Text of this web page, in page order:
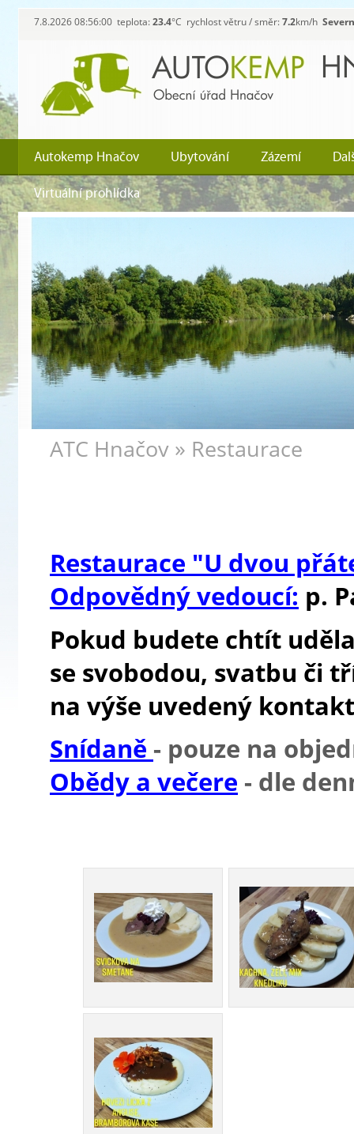
7.8.2026 08:56:00 teplota: 23.4°C rychlost větru / směr: 7.2km/h
Autokemp Hnačov Ubytování Zázemí
Virtuální prohlídka
ATC Hnačov » Restaurace
Restaurace "U dvou
Odpovědný vedoucí: p.
Pokud budete chtít
se svobodou, svatbu či
na výše uvedený
Snídaně - pouze na
Obědy a večere - dle